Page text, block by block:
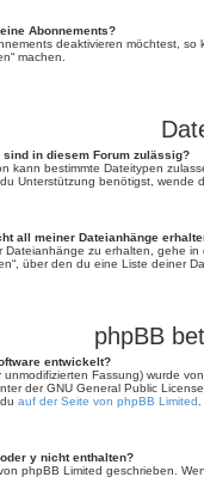
Abonnements?
deaktivieren möchtest, so
machen.
sind in diesem Forum zulässig?
kann bestimmte Dateitypen
Unterstützung benötigst, wende
all meiner Dateianhänge
Dateianhänge zu erhalten, gehe
über den du eine Liste deiner
phpBB
entwickelt?
unmodifizierten Fassung) wurde von
der GNU General Public
auf der Seite von phpBB Limited
y nicht enthalten?
phpBB Limited geschrieben.